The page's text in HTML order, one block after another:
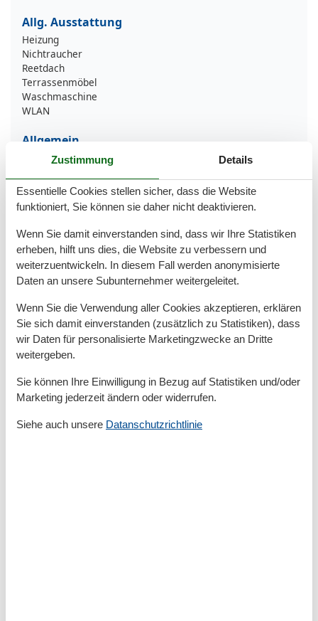
Allg. Ausstattung
Heizung
Nichtraucher
Reetdach
Terrassenmöbel
Waschmaschine
WLAN
Allgemein
Bügelbrett
Fußbodenheizung
Hund erlaubt
Reinigungsutensilien
Staubsauger
Außen
Fahrradstellplatz
Außenanlage
GARTEN
PKW-Parkplatz
Sonnenschutz
Terrasse
Dusche/WC
Zustimmung Details
Essentielle Cookies stellen sicher, dass die Website
funktioniert, Sie können sie daher nicht deaktivieren.
Wenn Sie damit einverstanden sind, dass wir Ihre Statistiken
erheben, hilft uns dies, die Website zu verbessern und
weiterzuentwickeln. In diesem Fall werden anonymisierte
Daten an unsere Subunternehmer weitergeleitet.
Wenn Sie die Verwendung aller Cookies akzeptieren, erklären
Sie sich damit einverstanden (zusätzlich zu Statistiken), dass
wir Daten für personalisierte Marketingzwecke an Dritte
weitergeben.
Sie können Ihre Einwilligung in Bezug auf Statistiken und/oder
Marketing jederzeit ändern oder widerrufen.
Siehe auch unsere Datanschutzrichtlinie